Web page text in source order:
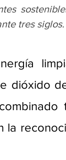
tres siglos.
dióxido